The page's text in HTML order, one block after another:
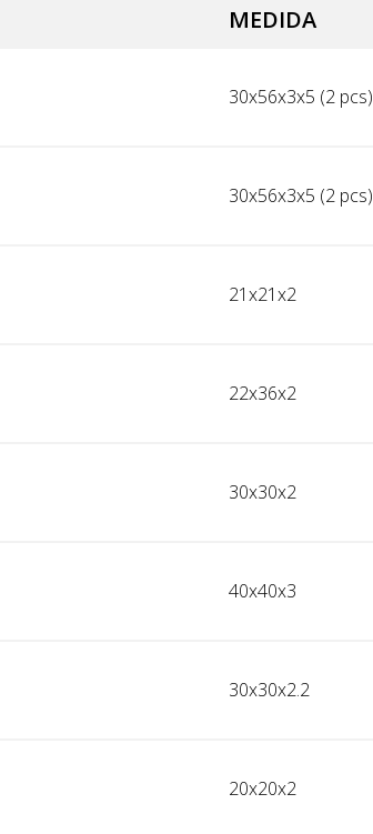
MEDIDA
30x56x3x5 (2 pcs)
30x56x3x5 (2 pcs)
21x21x2
22x36x2
30x30x2
40x40x3
30x30x2.2
20x20x2